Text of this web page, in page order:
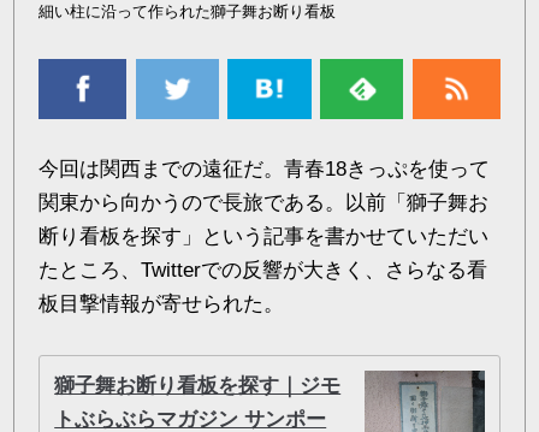
細い柱に沿って作られた獅子舞お断り看板
今回は関西までの遠征だ。青春18きっぷを使って
関東から向かうので長旅である。以前「獅子舞お
断り看板を探す」という記事を書かせていただい
たところ、Twitterでの反響が大きく、さらなる看
板目撃情報が寄せられた。
獅子舞お断り看板を探す｜ジモ
トぶらぶらマガジン サンポー